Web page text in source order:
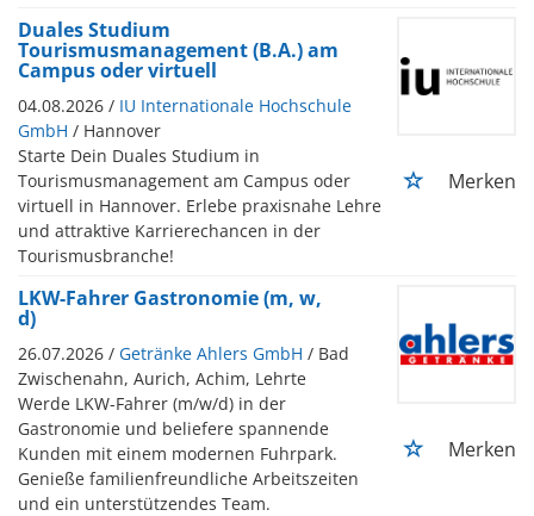
Duales Studium
Tourismusmanagement (B.A.) am
Campus oder virtuell
04.08.2026 / IU Internationale Hochschule
GmbH / Hannover
Starte Dein Duales Studium in
Tourismusmanagement am Campus oder
virtuell in Hannover. Erlebe praxisnahe Lehre
und attraktive Karrierechancen in der
Tourismusbranche!
Merken
LKW-Fahrer Gastronomie (m, w,
d)
26.07.2026 / Getränke Ahlers GmbH / Bad
Zwischenahn, Aurich, Achim, Lehrte
Werde LKW-Fahrer (m/w/d) in der
Gastronomie und beliefere spannende
Kunden mit einem modernen Fuhrpark.
Genieße familienfreundliche Arbeitszeiten
und ein unterstützendes Team.
Merken